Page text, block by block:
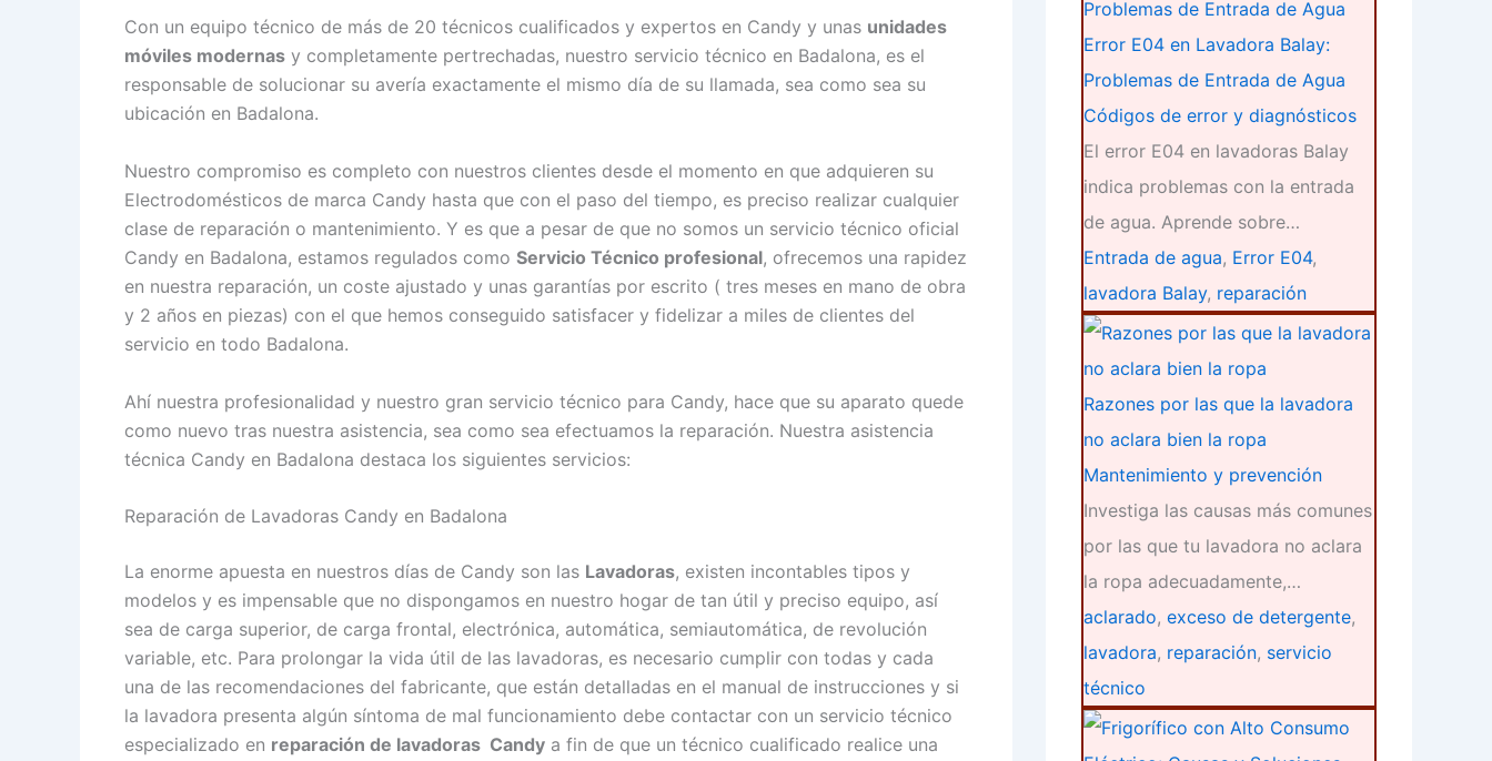
Con un equipo técnico de más de 20 técnicos cualificados y expertos en Candy y unas unidades
móviles modernas y completamente pertrechadas, nuestro servicio técnico en Badalona, es el
responsable de solucionar su avería exactamente el mismo día de su llamada, sea como sea su
ubicación en Badalona.
Nuestro compromiso es completo con nuestros clientes desde el momento en que adquieren su
Electrodomésticos de marca Candy hasta que con el paso del tiempo, es preciso realizar cualquier
clase de reparación o mantenimiento. Y es que a pesar de que no somos un servicio técnico oficial
Candy en Badalona, estamos regulados como Servicio Técnico profesional, ofrecemos una rapidez
en nuestra reparación, un coste ajustado y unas garantías por escrito ( tres meses en mano de obra
y 2 años en piezas) con el que hemos conseguido satisfacer y fidelizar a miles de clientes del
servicio en todo Badalona.
Ahí nuestra profesionalidad y nuestro gran servicio técnico para Candy, hace que su aparato quede
como nuevo tras nuestra asistencia, sea como sea efectuamos la reparación. Nuestra asistencia
técnica Candy en Badalona destaca los siguientes servicios:
Reparación de Lavadoras Candy en Badalona
La enorme apuesta en nuestros días de Candy son las Lavadoras, existen incontables tipos y
modelos y es impensable que no dispongamos en nuestro hogar de tan útil y preciso equipo, así
sea de carga superior, de carga frontal, electrónica, automática, semiautomática, de revolución
variable, etc. Para prolongar la vida útil de las lavadoras, es necesario cumplir con todas y cada
una de las recomendaciones del fabricante, que están detalladas en el manual de instrucciones y si
la lavadora presenta algún síntoma de mal funcionamiento debe contactar con un servicio técnico
especializado en reparación de lavadoras Candy a fin de que un técnico cualificado realice una
Error E04 en Lavadora Balay:
Problemas de Entrada de Agua
Códigos de error y diagnósticos
El error E04 en lavadoras Balay
indica problemas con la entrada
de agua. Aprende sobre…
Entrada de agua, Error E04,
lavadora Balay, reparación
Razones por las que la lavadora
no aclara bien la ropa
Mantenimiento y prevención
Investiga las causas más comunes
por las que tu lavadora no aclara
la ropa adecuadamente,…
aclarado, exceso de detergente,
lavadora, reparación, servicio
técnico